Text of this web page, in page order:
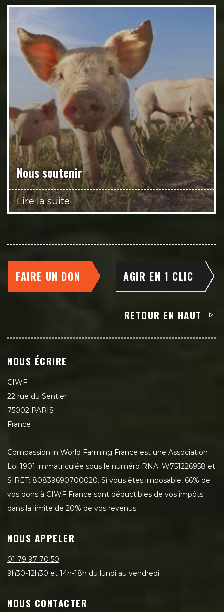
Nous soutenir
Lire la suite
FAIRE UN DON AGIR EN 1 CLIC
RETOUR EN HAUT
NOUS ÉCRIRE
CIWF
22 rue du Sentier
75002 PARIS
France
Compassion in World Farming France est une Association
Loi 1901 immatriculée sous le numéro RNA: W751226958 et
SIRET: 80839690700020. Si vous êtes imposable, 66% de
vos dons à CIWF France sont déductibles de vos impôts
dans la limite de 20% de vos revenus.
NOUS APPELER
01 79 97 70 50
9h30-12h30 et 14h-18h du lundi au vendredi
NOUS CONTACTER